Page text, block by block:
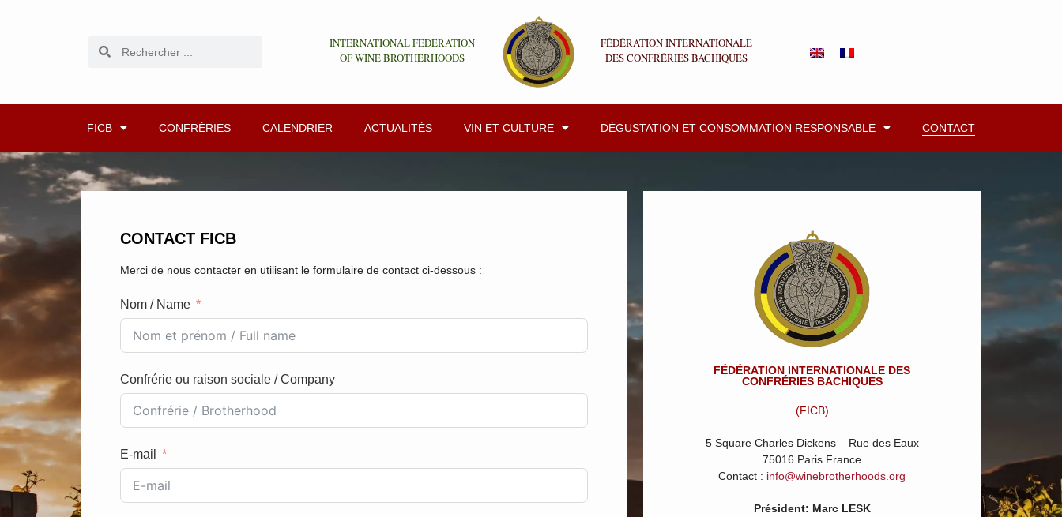
INTERNATIONAL FEDERATION
OF WINE BROTHERHOODS
FÉDÉRATION INTERNATIONALE
DES CONFRÉRIES BACHIQUES
FICB CONFRÉRIES CALENDRIER ACTUALITÉS VIN ET CULTURE DÉGUSTATION ET CONSOMMATION RESPONSABLE CONTACT
CONTACT FICB
Merci de nous contacter en utilisant le formulaire de contact ci-dessous :
Nom / Name
Confrérie ou raison sociale / Company
E-mail
FÉDÉRATION INTERNATIONALE DES
CONFRÉRIES BACHIQUES
(FICB)
5 Square Charles Dickens – Rue des Eaux
75016 Paris France
Contact : info@winebrotherhoods.org
Président: Marc LESK